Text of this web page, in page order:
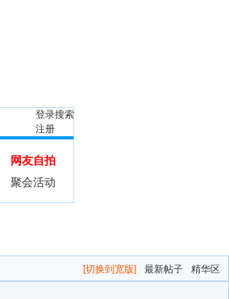
搜索
登录
注册
网友自拍
聚会活动
[切换到宽版] 最新帖子 精华区